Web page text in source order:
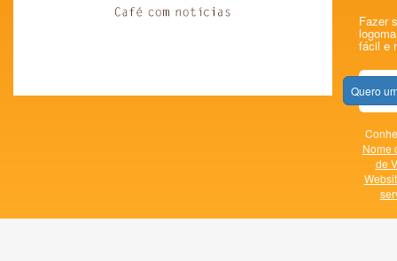
Fazer
fácil e
Quero
Nome
de